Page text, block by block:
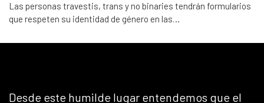
Las personas travestis, trans y no binaries tendrán formularios
que respeten su identidad de género en las…
Desde este humilde lugar entendemos que el